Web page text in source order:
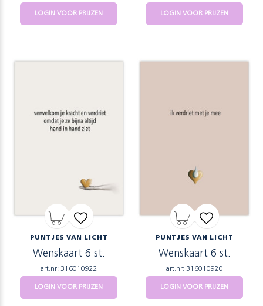
LOGIN VOOR PRIJZEN LOGIN VOOR PRIJZEN
PUNTJES VAN LICHT
Wenskaart 6 st.
art.nr: 316010922
LOGIN VOOR PRIJZEN
PUNTJES VAN LICHT
Wenskaart 6 st.
art.nr: 316010920
LOGIN VOOR PRIJZEN